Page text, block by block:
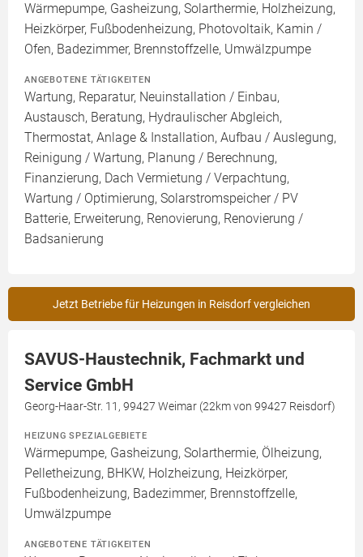
Wärmepumpe, Gasheizung, Solarthermie, Holzheizung,
Heizkörper, Fußbodenheizung, Photovoltaik, Kamin /
Ofen, Badezimmer, Brennstoffzelle, Umwälzpumpe
ANGEBOTENE TÄTIGKEITEN
Wartung, Reparatur, Neuinstallation / Einbau,
Austausch, Beratung, Hydraulischer Abgleich,
Thermostat, Anlage & Installation, Aufbau / Auslegung,
Reinigung / Wartung, Planung / Berechnung,
Finanzierung, Dach Vermietung / Verpachtung,
Wartung / Optimierung, Solarstromspeicher / PV
Batterie, Erweiterung, Renovierung, Renovierung /
Badsanierung
Jetzt Betriebe für Heizungen in Reisdorf vergleichen
SAVUS-Haustechnik, Fachmarkt und
Service GmbH
Georg-Haar-Str. 11, 99427 Weimar (22km von 99427 Reisdorf)
HEIZUNG SPEZIALGEBIETE
Wärmepumpe, Gasheizung, Solarthermie, Ölheizung,
Pelletheizung, BHKW, Holzheizung, Heizkörper,
Fußbodenheizung, Badezimmer, Brennstoffzelle,
Umwälzpumpe
ANGEBOTENE TÄTIGKEITEN